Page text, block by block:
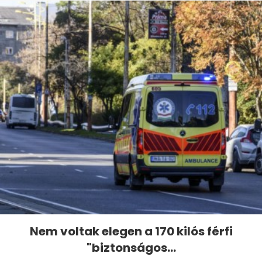
Nem voltak elegen a 170 kilós férfi
"biztonságos...